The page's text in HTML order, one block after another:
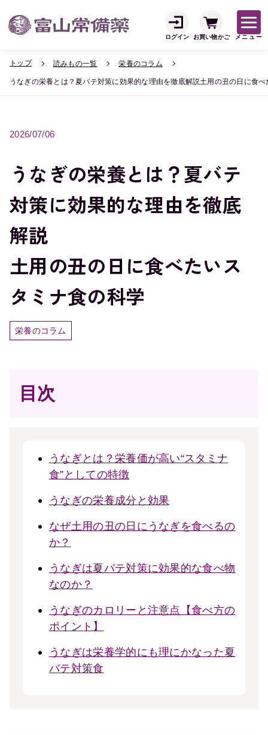
ログイン お買い物かご メニュー
トップ 読みもの一覧 栄養のコラム
うなぎの栄養とは？夏バテ対策に効果的な理由を徹底解説土用の丑の日に食
2026/07/06
うなぎの栄養とは？夏バテ
対策に効果的な理由を徹底
解説
土用の丑の日に食べたいス
タミナ食の科学
栄養のコラム
目次
うなぎとは？栄養価が高い“スタミナ
食”としての特徴
うなぎの栄養成分と効果
なぜ土用の丑の日にうなぎを食べるの
か？
うなぎは夏バテ対策に効果的な食べ物
なのか？
うなぎのカロリーと注意点【食べ方の
ポイント】
うなぎは栄養学的にも理にかなった夏
バテ対策食